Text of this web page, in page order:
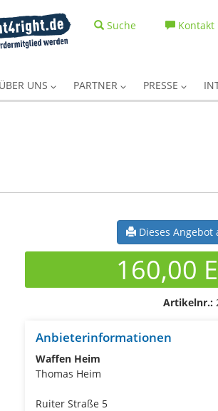
Suche Kontakt
ÜBER UNS PARTNER PRESSE
Dieses Angebot
160,00
Artikelnr.:
Anbieterinformationen
Waffen Heim
Thomas Heim
Ruiter Straße 5